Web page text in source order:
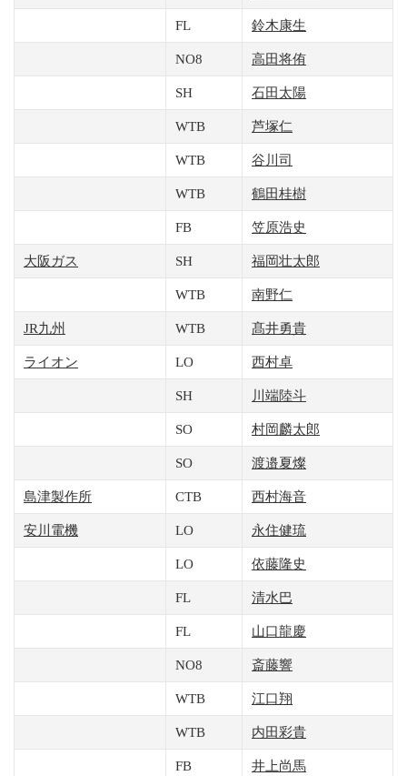
FL 鈴木康生
NO8 高田将侑
SH 石田太陽
WTB 芦塚仁
WTB 谷川司
WTB 鶴田桂樹
FB 笠原浩史
大阪ガス SH 福岡壮太郎
WTB 南野仁
JR九州 WTB 髙井勇貴
ライオン LO 西村卓
SH 川端陸斗
SO 村岡麟太郎
SO 渡邉夏燦
島津製作所 CTB 西村海音
安川電機 LO 永住健琉
LO 依藤隆史
FL 清水巴
FL 山口龍慶
NO8 斎藤響
WTB 江口翔
WTB 内田彩貴
FB 井上尚馬